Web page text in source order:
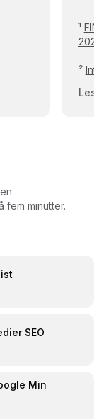
¹ FINN
2025
²
Les
fem minutter.
SEO
Min